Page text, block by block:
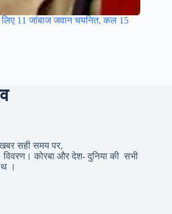
11 जांबाज जवान चयनित, कल 15
सही समय पर,
विवरण। कोरबा और देश- दुनिया की सभी
।